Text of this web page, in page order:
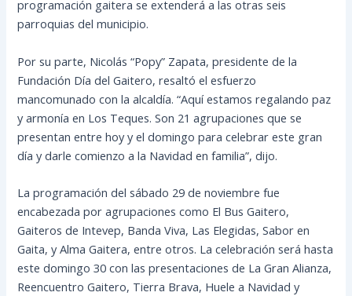
programación gaitera se extenderá a las otras seis
parroquias del municipio.
Por su parte, Nicolás “Popy” Zapata, presidente de la
Fundación Día del Gaitero, resaltó el esfuerzo
mancomunado con la alcaldía. “Aquí estamos regalando paz
y armonía en Los Teques. Son 21 agrupaciones que se
presentan entre hoy y el domingo para celebrar este gran
día y darle comienzo a la Navidad en familia”, dijo.
La programación del sábado 29 de noviembre fue
encabezada por agrupaciones como El Bus Gaitero,
Gaiteros de Intevep, Banda Viva, Las Elegidas, Sabor en
Gaita, y Alma Gaitera, entre otros. La celebración será hasta
este domingo 30 con las presentaciones de La Gran Alianza,
Reencuentro Gaitero, Tierra Brava, Huele a Navidad y